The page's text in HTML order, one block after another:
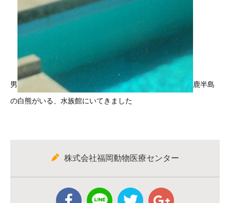
男
鹿半島
の白熊がいる、水族館にいてきました
株式会社福岡動物医療センター